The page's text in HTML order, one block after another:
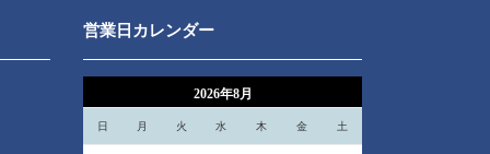
営業日カレンダー
2026年8月
日 月 火 水 木 金 土